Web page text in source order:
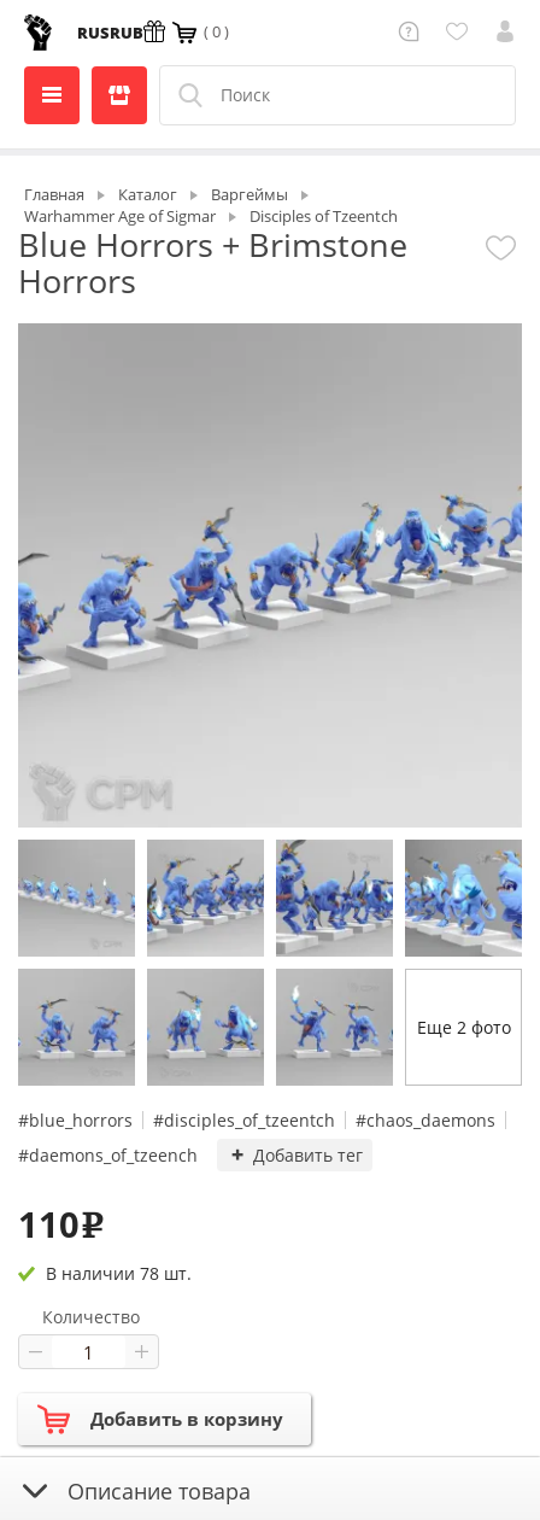
RUSRUB ( 0 )
Главная Каталог
Варгеймы
Warhammer Age of Sigmar
Disciples of Tzeentch
Blue Horrors + Brimstone
Horrors
Еще 2 фото
#blue_horrors #disciples_of_tzeentch
#chaos_daemons
#daemons_of_tzeench
Добавить тег
110e
В наличии 78 шт.
Количество
Добавить в корзину
Описание товара